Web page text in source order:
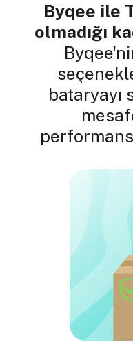
Byqee ile
olmadığı
bataryayı